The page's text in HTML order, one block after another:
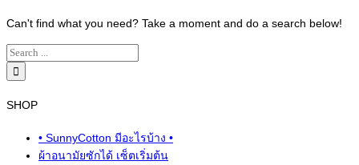
Can't find what you need? Take a moment and do a search below!
SHOP
• SunnyCotton มีอะไรบ้าง •
ผ้าอนามัยซักได้ เซ็ตเริ่มต้น